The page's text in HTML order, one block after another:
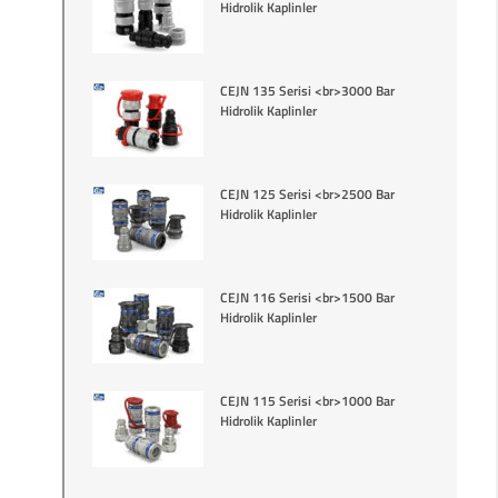
Hidrolik Kaplinler
CEJN 135 Serisi <br>3000 Bar
Hidrolik Kaplinler
CEJN 125 Serisi <br>2500 Bar
Hidrolik Kaplinler
CEJN 116 Serisi <br>1500 Bar
Hidrolik Kaplinler
CEJN 115 Serisi <br>1000 Bar
Hidrolik Kaplinler